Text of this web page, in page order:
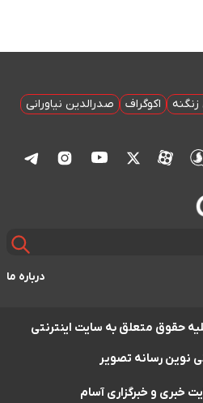
اکوگراف
صدرالدین نیاورانی
درباره ما
© کلیه حقوق متعلق به سایت اینترنتی
نوین رسانه تصویر
خبری و خبرگزاری آسام